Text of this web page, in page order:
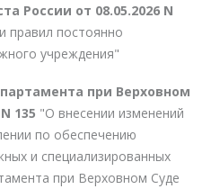
России от 08.05.2026 N
правил постоянно
учреждения"
при Верховном
135 "О внесении изменений
по обеспечению
и специализированных
при Верховном Суде